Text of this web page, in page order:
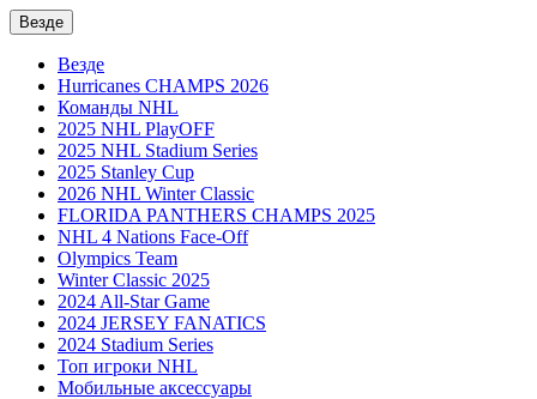
Везде
Везде
Hurricanes CHAMPS 2026
Команды NHL
2025 NHL PlayOFF
2025 NHL Stadium Series
2025 Stanley Cup
2026 NHL Winter Classic
FLORIDA PANTHERS CHAMPS 2025
NHL 4 Nations Face-Off
Olympics Team
Winter Classic 2025
2024 All-Star Game
2024 JERSEY FANATICS
2024 Stadium Series
Топ игроки NHL
Мобильные аксессуары